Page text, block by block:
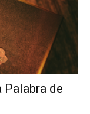
Palabra de